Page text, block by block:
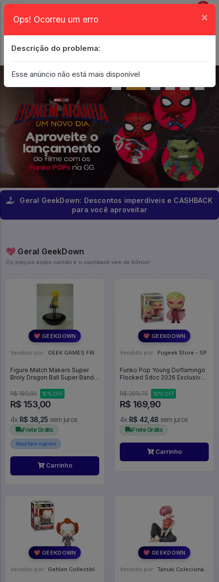
0
Geral GeekDown: Descontos imperdíveis e CASHBACK
para você aproveitar
💖 Geral GeekDown
Os preços estão caindo e o cashback vem de bônus!
💖 GEEKDOWN
Vendido por: GEEK GAMES FRIEND - RJ
Figure Match Makers Super
Broly Dragon Ball Super Bandai
R$ 180,00
15% OFF
R$ 153,00
4x R$ 38,25 sem juros
Frete Grátis
Aqui tem cupom
Carrinho
💖 GEEKDOWN
Vendido por: Pugeek Store - SP
Funko Pop Young Doflamingo
Flocked Sdcc 2026 Exclusive -
R$ 209,75
19% OFF
R$ 169,90
4x R$ 42,48 sem juros
Frete Grátis
Carrinho
💖 GEEKDOWN
Vendido por: Gehlen Collectibles - RS
💖 GEEKDOWN
Vendido por: Tanuki Colecionáveis - SP
Ops! Ocorreu um erro ×
Descrição do problema:
Esse anúncio não está mais disponível